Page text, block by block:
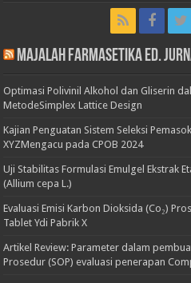
Majalah Farmasetika Ed.
Optimasi Polivinil Alkohol dan Gliserin
MetodeSimplex Lattice Design
Kajian Penguatan Sistem Seleksi
XYZMengacu pada CPOB 2024
Uji Stabilitas Formulasi Emulgel Ekstrak
(Allium cepa L.)
Evaluasi Emisi Karbon Dioksida (Co₂)
Tablet Ydi Pabrik X
Artikel Review: Parameter dalam
Prosedur (SOP) evaluasi penerapan